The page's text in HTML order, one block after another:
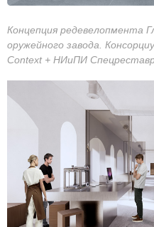
Концепция редевелопмента
оружейного завода.
Context + НИиПИ